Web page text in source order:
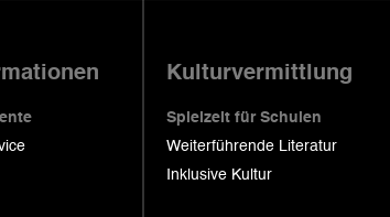
Kulturvermittlung
Spielzeit für Schulen
Weiterführende Literatur
Inklusive Kultur